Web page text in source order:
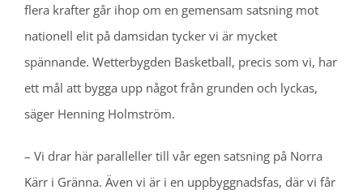
flera krafter går ihop om en gemensam satsning mot
nationell elit på damsidan tycker vi är mycket
spännande. Wetterbygden Basketball, precis som vi, har
ett mål att bygga upp något från grunden och lyckas,
säger Henning Holmström.
– Vi drar här paralleller till vår egen satsning på Norra
Kärr i Gränna. Även vi är i en uppbyggnadsfas, där vi får